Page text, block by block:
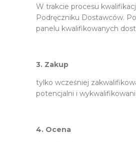
W trakcie procesu
Podręczniku Dostawców.
panelu kwalifikowanych
3. Zakup
tylko wcześniej
potencjalni i
4. Ocena